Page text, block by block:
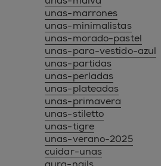
unas-marrones
unas-minimalistas
unas-morado-pastel
unas-para-vestido-azul
unas-partidas
unas-perladas
unas-plateadas
unas-primavera
unas-stiletto
unas-tigre
unas-verano-2025
cuidar-unas